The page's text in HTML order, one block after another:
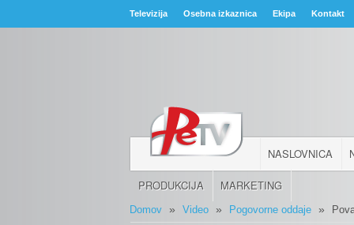
Televizija Osebna izkaznica Ekipa Kontakt
NASLOVNICA
PRODUKCIJA MARKETING
Domov » Video » Pogovorne oddaje »